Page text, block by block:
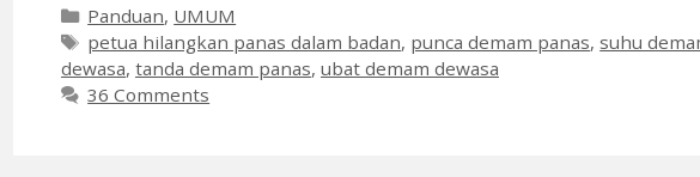
Categories
Panduan, UMUM
Tags
petua hilangkan panas dalam badan, punca demam panas, suhu
dewasa, tanda demam panas, ubat demam dewasa
36 Comments